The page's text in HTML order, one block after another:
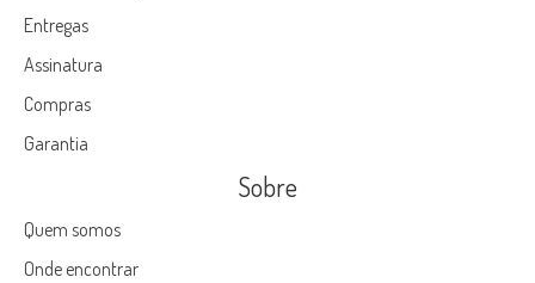
Entregas
Assinatura
Compras
Garantia
Sobre
Quem somos
Onde encontrar